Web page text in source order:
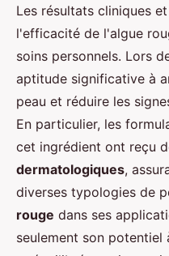
Les résultats cliniques
l'efficacité de l'algue
soins personnels. Lors
aptitude significative à
peau et réduire les
En particulier, les
cet ingrédient ont reçu
dermatologiques,
diverses typologies de
rouge dans ses
seulement son potentiel